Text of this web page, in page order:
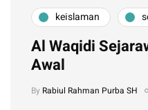
keislaman
Al Waqidi
Awal
By Rabiul Rahman Purba SH